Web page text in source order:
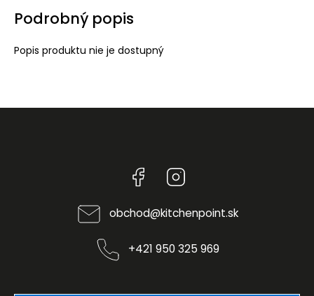
Podrobný popis
Popis produktu nie je dostupný
Facebook
obchod@kitchenpoint.sk
+421 950 325 969